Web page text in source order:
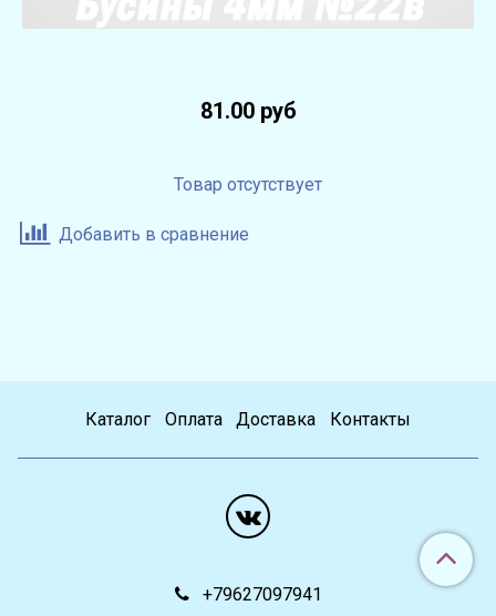
81.00 руб
Товар отсутствует
Добавить в сравнение
Каталог Оплата Доставка Контакты
+79627097941